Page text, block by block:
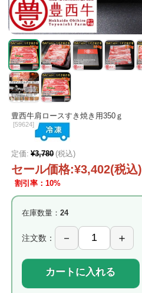
豊西牛肩ロースすき焼き用350ｇ
[59624]
定価: ¥3,780 (税込)
セール価格:¥3,402(税込)
割引率：10%
在庫数量： 24
注文数：
カートに入れる